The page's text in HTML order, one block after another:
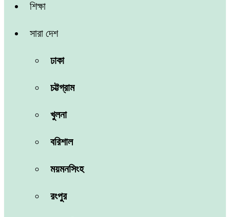
শিক্ষা
সারা দেশ
ঢাকা
চট্টগ্রাম
খুলনা
বরিশাল
ময়মনসিংহ
রংপুর